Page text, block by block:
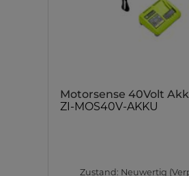
Motorsense 40Volt
ZI-MOS40V-AKKU
Zustand: Neuwertig